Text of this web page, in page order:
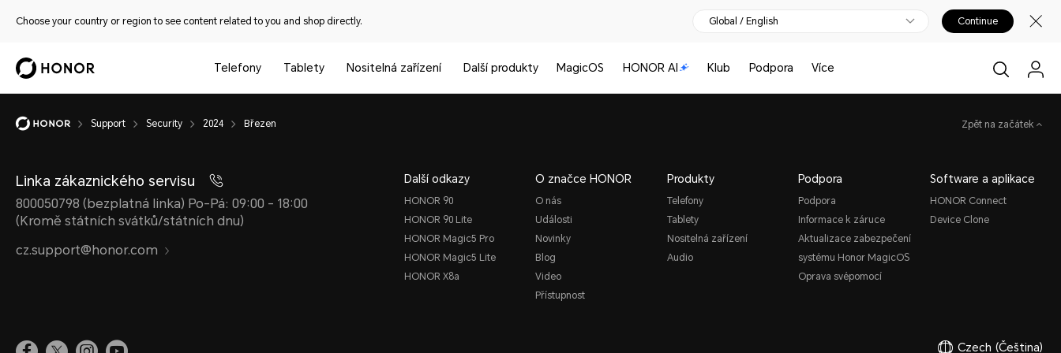
Choose your country or region to see content related to you and shop directly. Global / English Continue
Telefony Tablety Nositelná zařízení Další produkty MagicOS HONOR AI Klub Podpora Více
Support Security 2024 Březen Zpět na začátek
Linka zákaznického servisu
800050798 (bezplatná linka) Po-Pá: 09:00 - 18:00
(Kromě státních svátků/státních dnu)
cz.support@honor.com
Další odkazy
HONOR 90
HONOR 90 Lite
HONOR Magic5 Pro
HONOR Magic5 Lite
HONOR X8a
O značce HONOR
O nás
Události
Novinky
Blog
Video
Přístupnost
Produkty
Telefony
Tablety
Nositelná zařízení
Audio
Podpora
Podpora
Informace k záruce
Aktualizace zabezpečení
systému Honor MagicOS
Oprava svépomocí
Software a aplikace
HONOR Connect
Device Clone
Czech (Čeština)